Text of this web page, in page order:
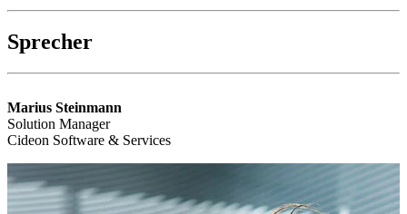
Sprecher
Marius Steinmann
Solution Manager
Cideon Software & Services